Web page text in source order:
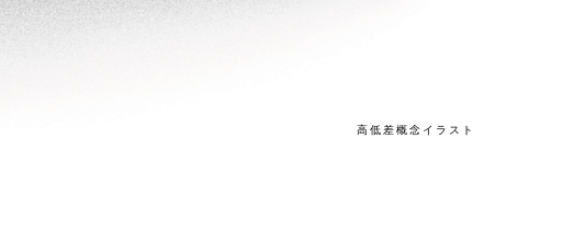
高低差概念イラスト